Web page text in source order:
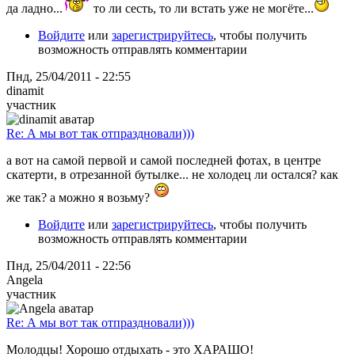
да ладно...
то ли сесть, то ли встать уже не могёте...
Войдите или зарегистрируйтесь, чтобы получить
возможность отправлять комментарии
Пнд, 25/04/2011 - 22:55
dinamit
участник
Re: А мы вот так отпраздновали)))
а вот на самой первой и самой последней фотах, в центре
скатерти, в отрезанной бутылке... не холодец ли остался? как
же так? а можно я возьму?
Войдите или зарегистрируйтесь, чтобы получить
возможность отправлять комментарии
Пнд, 25/04/2011 - 22:56
Angela
участник
Re: А мы вот так отпраздновали)))
Молодцы! Хорошо отдыхать - это ХАРАШО!